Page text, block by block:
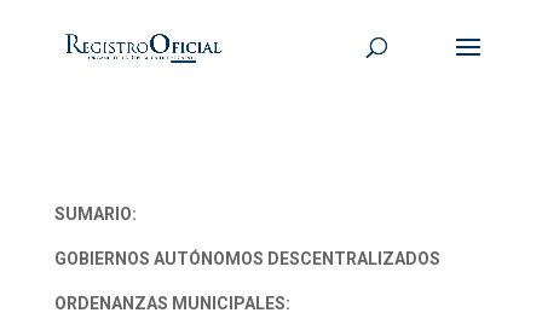
SUMARIO:
GOBIERNOS AUTÓNOMOS DESCENTRALIZADOS
ORDENANZAS MUNICIPALES: